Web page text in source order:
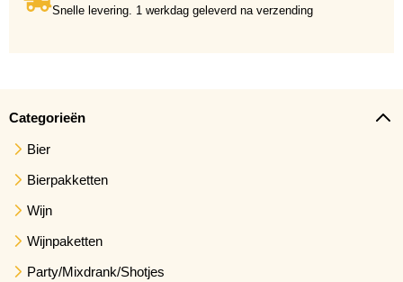
Snelle levering. 1 werkdag geleverd na verzending
Categorieën
Bier
Bierpakketten
Wijn
Wijnpaketten
Party/Mixdrank/Shotjes